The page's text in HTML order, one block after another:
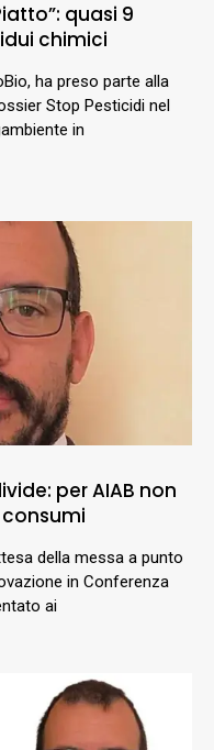
quasi 9
chimici
ha preso parte alla
Stop Pesticidi nel
in
per AIAB non
della messa a punto
in Conferenza
ai